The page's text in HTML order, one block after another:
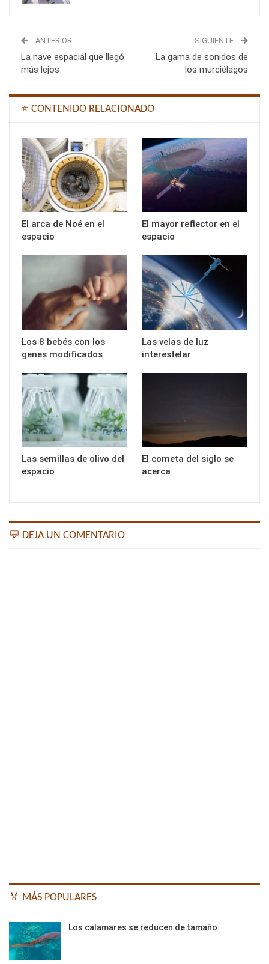
ANTERIOR
La nave espacial que llegó
más lejos
SIGUIENTE
La gama de sonidos de
los murciélagos
⭐ CONTENIDO RELACIONADO
El arca de Noé en el
espacio
El mayor reflector en el
espacio
Los 8 bebés con los
genes modificados
Las velas de luz
interestelar
Las semillas de olivo del
espacio
El cometa del siglo se
acerca
💬 DEJA UN COMENTARIO
🏅 MÁS POPULARES
Los calamares se reducen de tamaño